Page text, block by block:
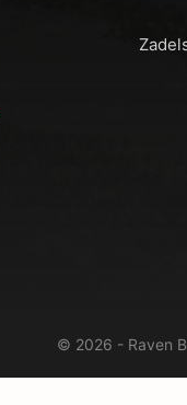
© 2026 - Raven